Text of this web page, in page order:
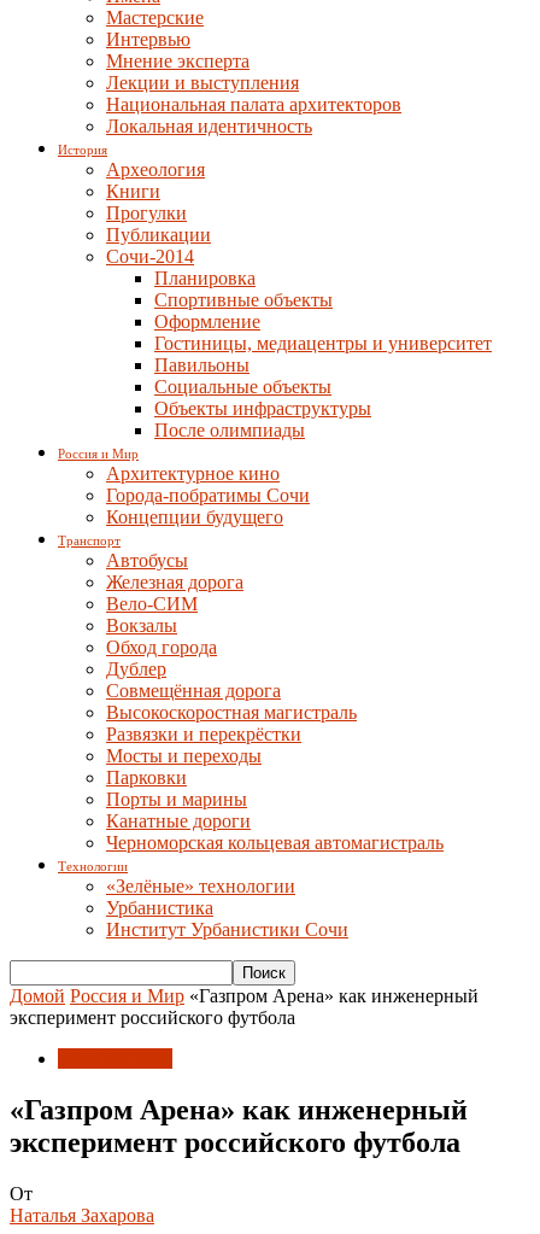
Мастерские
Интервью
Мнение эксперта
Лекции и выступления
Национальная палата архитекторов
Локальная идентичность
История
Археология
Книги
Прогулки
Публикации
Сочи-2014
Планировка
Спортивные объекты
Оформление
Гостиницы, медиацентры и университет
Павильоны
Социальные объекты
Объекты инфраструктуры
После олимпиады
Россия и Мир
Архитектурное кино
Города-побратимы Сочи
Концепции будущего
Транспорт
Автобусы
Железная дорога
Вело-СИМ
Вокзалы
Обход города
Дублер
Совмещённая дорога
Высокоскоростная магистраль
Развязки и перекрёстки
Мосты и переходы
Парковки
Порты и марины
Канатные дороги
Черноморская кольцевая автомагистраль
Технологии
«Зелёные» технологии
Урбанистика
Институт Урбанистики Сочи
Домой Россия и Мир «Газпром Арена» как инженерный
эксперимент российского футбола
«Газпром Арена» как инженерный
эксперимент российского футбола
От
Наталья Захарова